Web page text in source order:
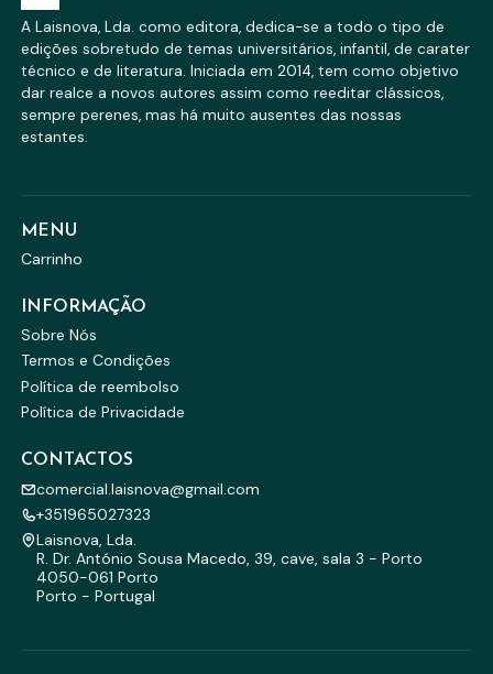
A Laisnova, Lda. como editora, dedica-se a todo o tipo de
edições sobretudo de temas universitários, infantil, de carater
técnico e de literatura. Iniciada em 2014, tem como objetivo
dar realce a novos autores assim como reeditar clássicos,
sempre perenes, mas há muito ausentes das nossas
estantes.
MENU
Carrinho
INFORMAÇÃO
Sobre Nós
Termos e Condições
Política de reembolso
Política de Privacidade
CONTACTOS
comercial.laisnova@gmail.com
+351965027323
Laisnova, Lda.
R. Dr. António Sousa Macedo, 39, cave, sala 3 - Porto
4050-061 Porto
Porto - Portugal